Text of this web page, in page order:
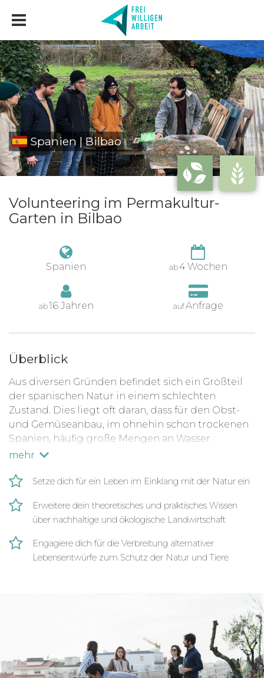
Spanien | Bilbao
Volunteering im Permakultur-
Garten in Bilbao
Spanien ab4 Wochen
ab16 Jahren aufAnfrage
Überblick
Aus diversen Gründen befindet sich ein Großteil
der spanischen Natur in einem schlechten
Zustand. Dies liegt oft daran, dass für den Obst-
und Gemüseanbau, im ohnehin schon trockenen
Spanien, häufig große Mengen an Wasser
verbraucht werden. Zudem nimmt die
und durch Düngemittel stark zu. Des Weiteren
begünstigen landwirtschaftliche Monokulturen
die Entstehung von Waldbränden und bringen
die sensiblen Ökosysteme Spaniens aus dem
Gleichgewicht.
notwendig, wie auch die Entwicklung neuer
Ansätze, die im Einklang mit der Natur stehen.
Das Projekt Permakultur-Garten in Bilbao ist
dabei ein wichtiger Schritt in Richtung
mehr
Setze dich für ein Leben im Einklang mit der Natur ein
Erweitere dein theoretisches und praktisches Wissen
über nachhaltige und ökologische Landwirtschaft
Engagiere dich für die Verbreitung alternativer
Lebensentwürfe zum Schutz der Natur und Tiere